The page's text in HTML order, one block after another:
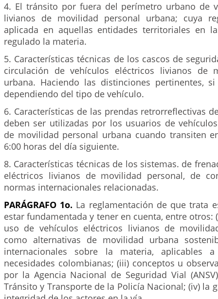
4. El tránsito por fuera del perímetro urbano de
livianos de movilidad personal urbana; cuya
aplicada en aquellas entidades territoriales en
regulado la materia.
5. Características técnicas de los cascos de
circulación de vehículos eléctricos livianos de
urbana. Haciendo las distinciones pertinentes,
dependiendo del tipo de vehículo.
6. Características de las prendas retrorreflectivas
deben ser utilizadas por los usuarios de
de movilidad personal urbana cuando transiten
6:00 horas del día siguiente.
8. Características técnicas de los sistemas. de
eléctricos livianos de movilidad personal, de
normas internacionales relacionadas.
PARÁGRAFO 1o. La reglamentación de que trata
estar fundamentada y tener en cuenta, entre otros:
uso de vehículos eléctricos livianos de
como alternativas de movilidad urbana
internacionales sobre la materia, aplicables
necesidades colombianas; (iii) conceptos u
por la Agencia Nacional de Seguridad Vial
Tránsito y Transporte de la Policía Nacional; (iv) la